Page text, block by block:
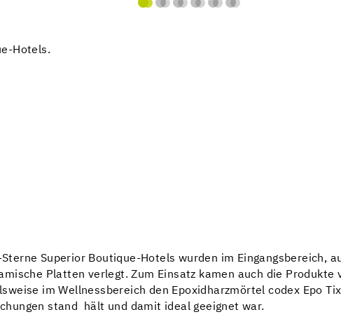
Hotels.
Superior Boutique-Hotels wurden im Eingangsbereich,
Platten verlegt. Zum Einsatz kamen auch die
im Wellnessbereich den Epoxidharzmörtel codex Epo
stand hält und damit ideal geeignet war.